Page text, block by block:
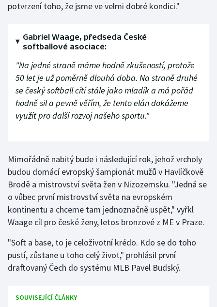
Triatlon
Veslování
Vodní slalom
Volejbal
potvrzení toho, že jsme ve velmi dobré kondici."
Gabriel Waage, předseda České
softballové asociace:
"Na jedné straně máme hodně zkušeností, protože
50 let je už poměrně dlouhá doba. Na straně druhé
se český softball cítí stále jako mladík a má pořád
hodně sil a pevně věřím, že tento elán dokážeme
využít pro další rozvoj našeho sportu."
Mimořádně nabitý bude i následující rok, jehož vrcholy
budou domácí evropský šampionát mužů v Havlíčkově
Brodě a mistrovství světa žen v Nizozemsku. "Jedná se
o vůbec první mistrovství světa na evropském
kontinentu a chceme tam jednoznačně uspět," vyřkl
Waage cíl pro české ženy, letos bronzové z ME v Praze.
"Soft a base, to je celoživotní krédo. Kdo se do toho
pustí, zůstane u toho celý život," prohlásil první
draftovaný Čech do systému MLB Pavel Budský.
SOUVISEJÍCÍ ČLÁNKY